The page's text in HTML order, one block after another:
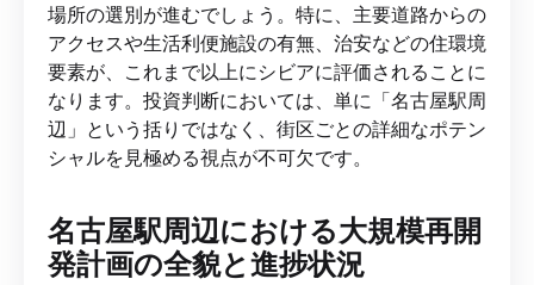
場所の選別が進むでしょう。特に、主要道路からの
アクセスや生活利便施設の有無、治安などの住環境
要素が、これまで以上にシビアに評価されることに
なります。投資判断においては、単に「名古屋駅周
辺」という括りではなく、街区ごとの詳細なポテン
シャルを見極める視点が不可欠です。
名古屋駅周辺における大規模再開
発計画の全貌と進捗状況